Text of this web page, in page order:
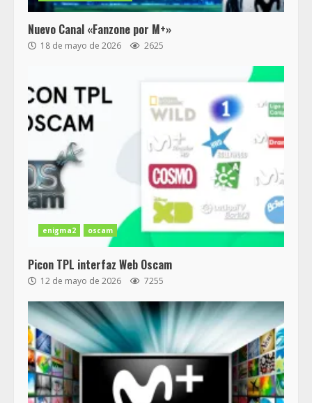
Nuevo Canal «Fanzone por M+»
18 de mayo de 2026 2625
enigma2 oscam
Picon TPL interfaz Web Oscam
12 de mayo de 2026 7255